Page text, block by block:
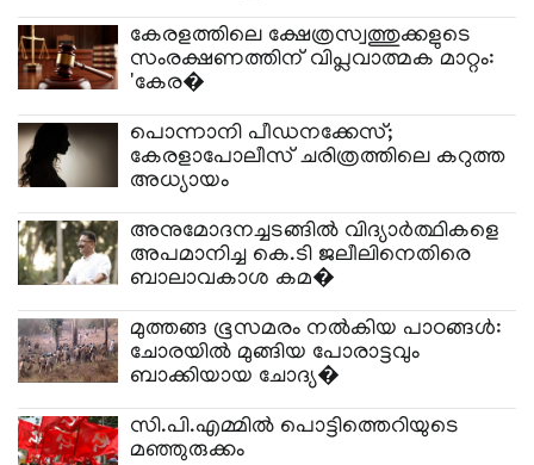
കേരളത്തിലെ ക്ഷേത്രസ്വത്തുക്കളുടെ
സംരക്ഷണത്തിന് വിപ്ലവാത്മക മാറ്റം:
'കേര�
പൊന്നാനി പീഡനക്കേസ്;
കേരളാപോലീസ് ചരിത്രത്തിലെ കറുത്ത
അധ്യായം
അനുമോദനച്ചടങ്ങിൽ വിദ്യാർത്ഥികളെ
അപമാനിച്ച കെ.ടി ജലീലിനെതിരെ
ബാലാവകാശ കമ�
മുത്തങ്ങ ഭൂസമരം നൽകിയ പാഠങ്ങൾ:
ചോരയിൽ മുങ്ങിയ പോരാട്ടവും
ബാക്കിയായ ചോദ്യ�
സി.പി.എമ്മിൽ പൊട്ടിത്തെറിയുടെ
മഞ്ഞുരുക്കം